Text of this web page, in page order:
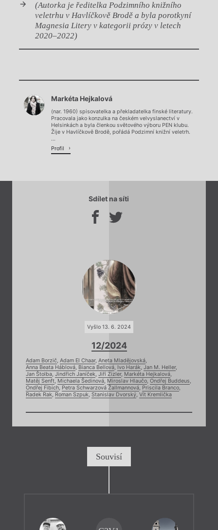
(Autorka je ředitelka Podzimního knižního
veletrhu v Havlíčkově Brodě a byla porotkyní
Magnesia Litery v kategorii prózy v letech
2020–2022)
Chviličku.
Načítá se.
Markéta Hejkalová
(nar. 1960) spisovatelka a překladatelka finské literatury.
Pracovala jako konzulka na českém velvyslanectví v
Helsinkách a byla členkou světového výboru PEN klubu.
Žije v Havlíčkově Brodě, pořádá Podzimní knižní veletrh.
...
Profil
Sdílet na síti
Vyšlo 13. 6. 2024
12/2024
Adam Borzič, Adam El Chaar, Aneta Mladějovská,
Anna Beata Háblová, Bianca Bellová, Ivo Harák, Jan M. Heller,
Jan Štolba, Jindřich Janíček, Jiří Zizler, Markéta Hejkalová,
Matěj Senft, Michaela Šedinová, Miroslav Hlaučo, Ondřej Buddeus,
Ondřej Fibich, Petra Schwarzová Žallmannová, Priscila Branco,
Radek Rak, Roman Szpuk, Stanislav Dvorský, Vít Kremlička
Souvisí